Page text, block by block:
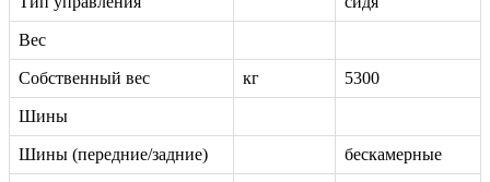
Вес
Собственный вес кг 5300
Шины
Шины (передние/задние) бескамерные